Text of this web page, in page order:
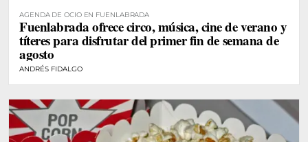
AGENDA DE OCIO EN FUENLABRADA
Fuenlabrada ofrece circo, música, cine de verano y
títeres para disfrutar del primer fin de semana de
agosto
ANDRÉS FIDALGO